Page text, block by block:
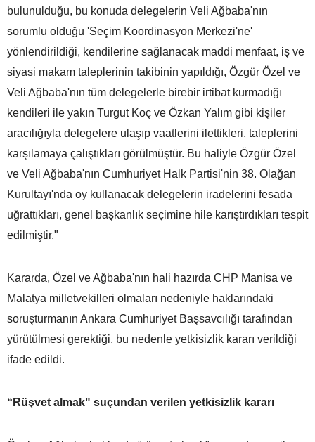
bulunulduğu, bu konuda delegelerin Veli Ağbaba'nın
sorumlu olduğu 'Seçim Koordinasyon Merkezi'ne'
yönlendirildiği, kendilerine sağlanacak maddi menfaat, iş ve
siyasi makam taleplerinin takibinin yapıldığı, Özgür Özel ve
Veli Ağbaba'nın tüm delegelerle birebir irtibat kurmadığı
kendileri ile yakın Turgut Koç ve Özkan Yalım gibi kişiler
aracılığıyla delegelere ulaşıp vaatlerini ilettikleri, taleplerini
karşılamaya çalıştıkları görülmüştür. Bu haliyle Özgür Özel
ve Veli Ağbaba'nın Cumhuriyet Halk Partisi'nin 38. Olağan
Kurultayı'nda oy kullanacak delegelerin iradelerini fesada
uğrattıkları, genel başkanlık seçimine hile karıştırdıkları tespit
edilmiştir."
Kararda, Özel ve Ağbaba'nın hali hazırda CHP Manisa ve
Malatya milletvekilleri olmaları nedeniyle haklarındaki
soruşturmanın Ankara Cumhuriyet Başsavcılığı tarafından
yürütülmesi gerektiği, bu nedenle yetkisizlik kararı verildiği
ifade edildi.
“Rüşvet almak" suçundan verilen yetkisizlik kararı